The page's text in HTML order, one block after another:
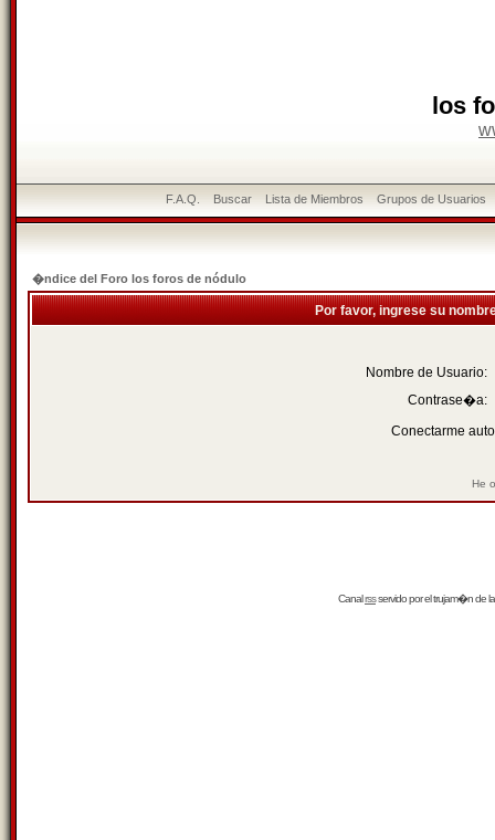
los
F.A.Q. Buscar Lista de Miembros Grupos de Usuarios
�ndice del Foro los foros de nódulo
Por favor, ingrese su
Nombre de Usuario:
Contrase�a:
Conectarme
He
Canalrssservido por eltrujam�nde